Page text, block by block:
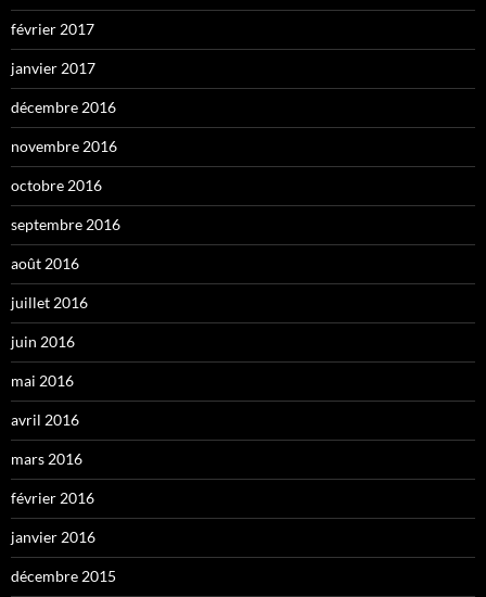
février 2017
janvier 2017
décembre 2016
novembre 2016
octobre 2016
septembre 2016
août 2016
juillet 2016
juin 2016
mai 2016
avril 2016
mars 2016
février 2016
janvier 2016
décembre 2015